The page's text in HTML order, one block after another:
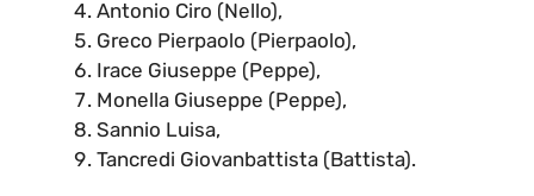
Antonio Ciro (Nello),
Greco Pierpaolo (Pierpaolo),
Irace Giuseppe (Peppe),
Monella Giuseppe (Peppe),
Sannio Luisa,
Tancredi Giovanbattista (Battista).